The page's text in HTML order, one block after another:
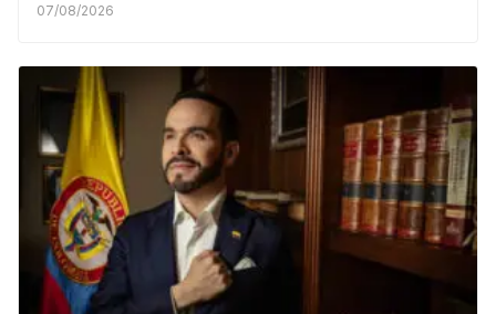
07/08/2026